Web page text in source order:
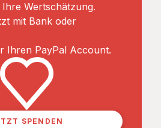
Ihre Wertschätzung.
mit Bank oder
Ihren PayPal Account.
SPENDEN